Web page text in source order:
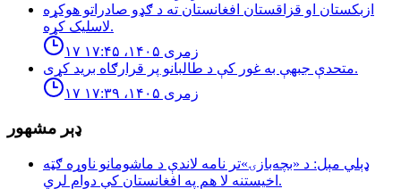
ازبكستان او قزاقستان افغانستان ته د ګډو صادراتو هوكړه
لاسليک كړه.
۱۷ زمری ۱۴۰۵، ۱۷:۴۵
متحدې جبهې به غور کې د طالبانو پر قرارګاه بريد كړی.
۱۷ زمری ۱۴۰۵، ۱۷:۳۹
ډېر مشهور
ډېلي مېل: د «بچه‌بازۍ»تر نامه لاندې د ماشومانو ناوړه ګټه
اخیستنه لا هم په افغانستان کې دوام لري.